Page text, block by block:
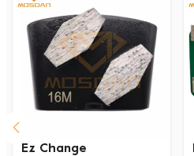
Ez Change